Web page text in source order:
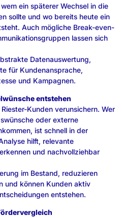
ein späterer Wechsel in die
sollte und wo bereits heute ein
Auch mögliche Break-even-
lassen sich
Datenauswertung,
für Kundenansprache,
und Kampagnen.
entstehen
Kunden verunsichern. Wer
oder externe
ist schnell in der
hilft, relevante
und nachvollziehbar
im Bestand, reduzieren
und können Kunden aktiv
entstehen.